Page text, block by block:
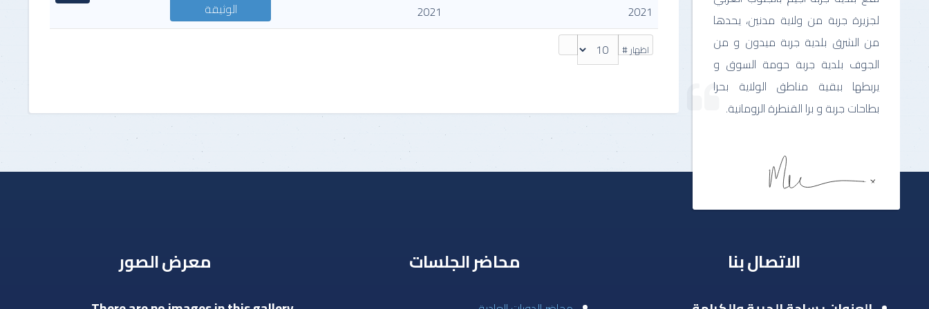
للأشخاص الطبيعيون
اظهار #
2021
2021
الوثيقة
لجزيرة جربة من ولاية مدنين، يحدها
من الشرق بلدية جربة ميدون و من
الجوف بلدية جربة حومة السوق و
يربطها ببقية مناطق الولاية بحرا
بطاحات جربة و برا القنطرة الرومانية.
الاتصال بنا محاضر الجلسات معرض الصور